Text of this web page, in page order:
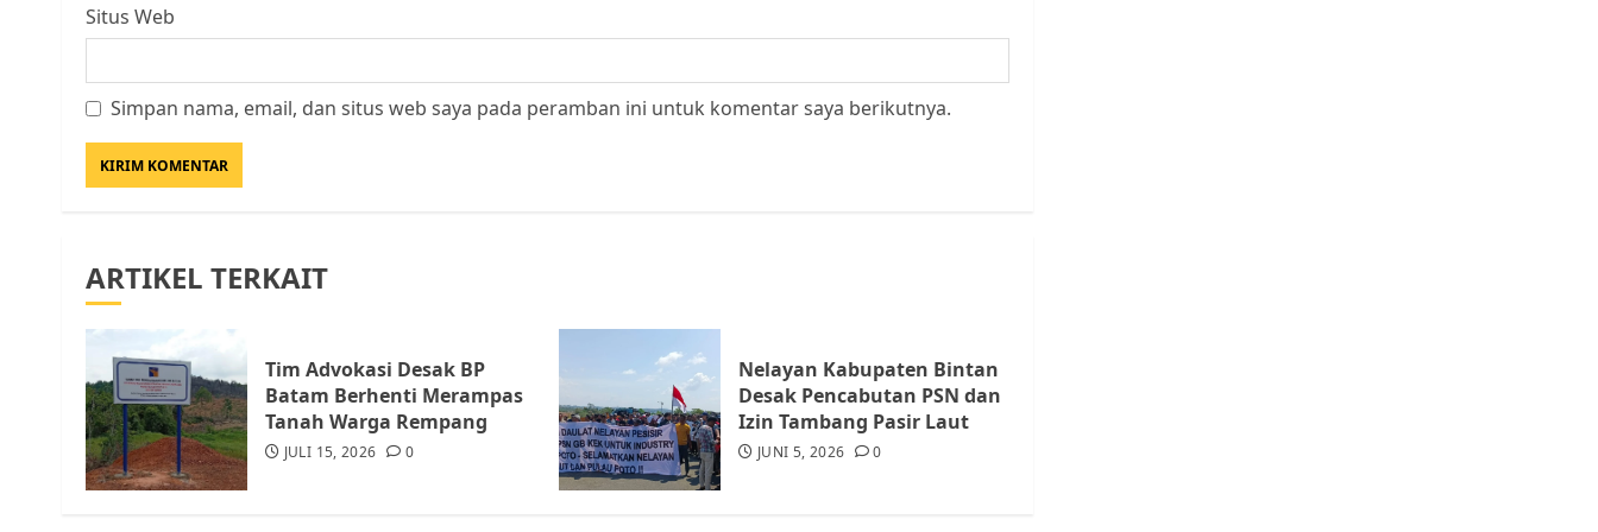
Situs Web
Simpan nama, email, dan situs web saya pada peramban ini untuk komentar saya berikutnya.
ARTIKEL TERKAIT
Tim Advokasi Desak BP
Batam Berhenti Merampas
Tanah Warga Rempang
JULI 15, 2026 0
Nelayan Kabupaten Bintan
Desak Pencabutan PSN dan
Izin Tambang Pasir Laut
JUNI 5, 2026 0